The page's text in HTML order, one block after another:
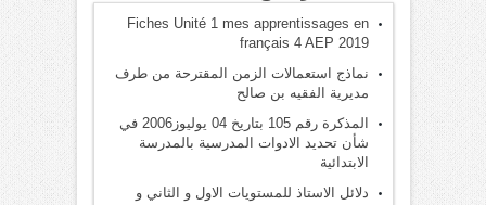
Fiches Unité 1 mes apprentissages en
français 4 AEP 2019
نماذج استعمالات الزمن المقترحة من طرف
مديرية الفقيه بن صالح
المذكرة رقم 105 بتاريخ 04 يوليوز2006 في
شأن تحديد الادوات المدرسية بالمدرسة
الابتدائية
دلائل الاستاذ للمستويات الاول و الثاني و